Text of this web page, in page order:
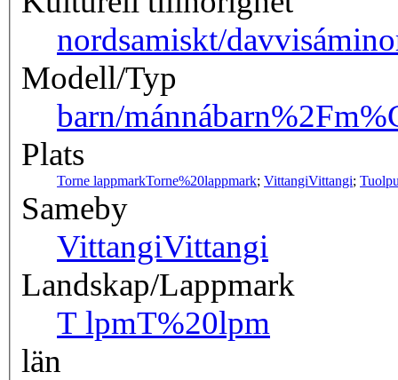
nordsamiskt/davvisámi
Modell/Typ
barn/mánná
Plats
Torne lappmarkTorne%20lappmark; VittangiVittangi;
Sameby
VittangiVittangi
Landskap/Lappmark
T lpmT%20lpm
län